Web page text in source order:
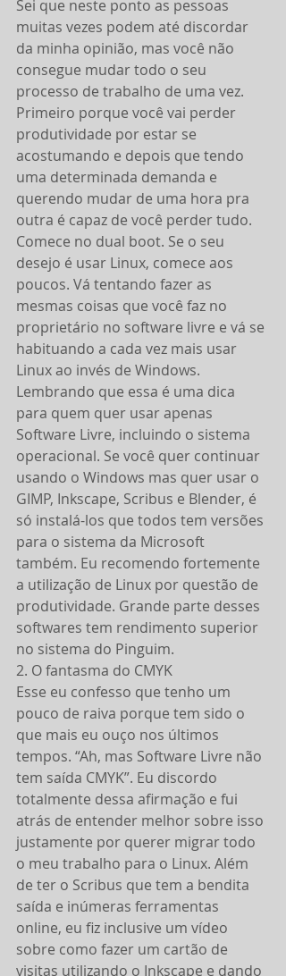
Sei que neste ponto as pessoas
muitas vezes podem até discordar
da minha opinião, mas você não
consegue mudar todo o seu
processo de trabalho de uma vez.
Primeiro porque você vai perder
produtividade por estar se
acostumando e depois que tendo
uma determinada demanda e
querendo mudar de uma hora pra
outra é capaz de você perder tudo.
Comece no dual boot. Se o seu
desejo é usar Linux, comece aos
poucos. Vá tentando fazer as
mesmas coisas que você faz no
proprietário no software livre e vá se
habituando a cada vez mais usar
Linux ao invés de Windows.
Lembrando que essa é uma dica
para quem quer usar apenas
Software Livre, incluindo o sistema
operacional. Se você quer continuar
usando o Windows mas quer usar o
GIMP, Inkscape, Scribus e Blender, é
só instalá-los que todos tem versões
para o sistema da Microsoft
também. Eu recomendo fortemente
a utilização de Linux por questão de
produtividade. Grande parte desses
softwares tem rendimento superior
no sistema do Pinguim.
2. O fantasma do CMYK
Esse eu confesso que tenho um
pouco de raiva porque tem sido o
que mais eu ouço nos últimos
tempos. “Ah, mas Software Livre não
tem saída CMYK”. Eu discordo
totalmente dessa afirmação e fui
atrás de entender melhor sobre isso
justamente por querer migrar todo
o meu trabalho para o Linux. Além
de ter o Scribus que tem a bendita
saída e inúmeras ferramentas
online, eu fiz inclusive um vídeo
sobre como fazer um cartão de
visitas utilizando o Inkscape e dando